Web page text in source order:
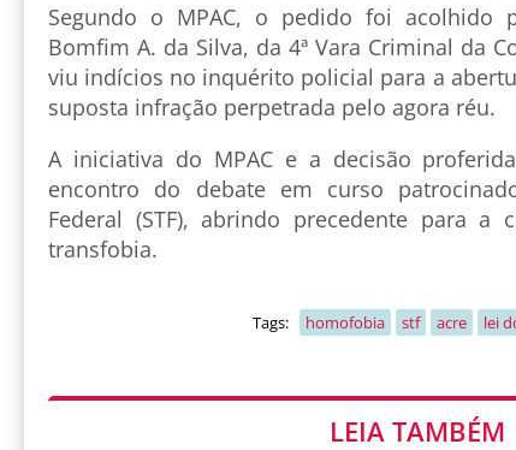
Segundo o MPAC, o pedido foi acolhido
Bomfim A. da Silva, da 4ª Vara Criminal da
viu indícios no inquérito policial para a
suposta infração perpetrada pelo agora réu.
A iniciativa do MPAC e a decisão
encontro do debate em curso
Federal (STF), abrindo precedente para a
transfobia.
Tags: homofobia stf acre lei
LEIA TAMBÉM